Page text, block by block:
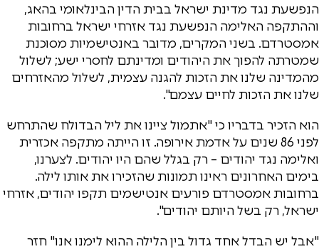
הנפשעת נגד מדינת ישראל בבית הדין הבינלאומי בהאג,
וההתקפה האלימה הנפשעת נגד אזרחי ישראל ברחובות
אמסטרדם. בשני המקרים, מדובר באנטישמיות מסוכנת
שמטרתה להפוך את היהודים ומדינתם לחסרי ישע; לשלול
מהמדינה שלנו את הזכות להגנה עצמית, לשלול מהאזרחים
שלנו את הזכות לחיים עצמם".
הוא הזכיר בדבריו כי "אתמול ציינו את ליל הבדולח שהתרחש
לפני 86 שנים על אדמת אירופה. זו הייתה מתקפה אכזרית
ואלימה נגד יהודים – רק בגלל שהם היו יהודים. לצערנו,
בימים האחרונים ראינו תמונות שהזכירו את אותו לילה.
ברחובות אמסטרדם פורעים אנטישמים תקפו יהודים, אזרחי
ישראל, רק בשל היותם יהודים".
"אבל יש הבדל אחד גדול בין הלילה ההוא לימנו אנו" חזר